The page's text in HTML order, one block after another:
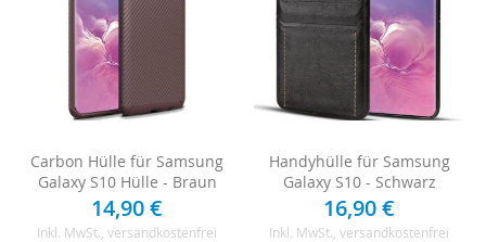
Carbon Hülle für Samsung
Galaxy S10 Hülle - Braun
14,90 €
Inkl. MwSt. , versandkostenfrei
Handyhülle für Samsung
Galaxy S10 - Schwarz
16,90 €
Inkl. MwSt. , versandkostenfrei